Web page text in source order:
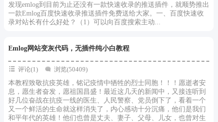
发现emlog到目前为止还没有一款快速收录的推送插件，就顺势推出
一款Emlog百度快速收录推送插件免费送给大家。一、百度快速收
录对站长有什么好处？（1）可以向百度搜索主动...
Emlog网站变灰代码，无插件纯小白教程
评论(1)
浏览(50409)
本教程致敬抗疫英雄，铭记疫情中牺牲的烈士同胞！！！愿逝者安
息，愿生者奋发，愿祖国昌盛！最近这几天的新闻中，又接连听到
好几位奋战在抗疫一线的医生、人民警察、党员倒下了，看着一个
又一个鲜活的生命就这样消失了，内心感动十分沉痛，他们是我们
和平年代的英雄！他们也曾是丈夫、妻子、父母、儿女，也曾对生